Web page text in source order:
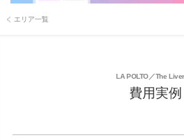
エリア一覧
LA POLTO／The
費用実例